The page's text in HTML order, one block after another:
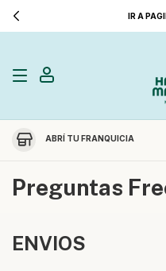
IR A
ABRÍ TU FRANQUICIA
Preguntas
ENVIOS